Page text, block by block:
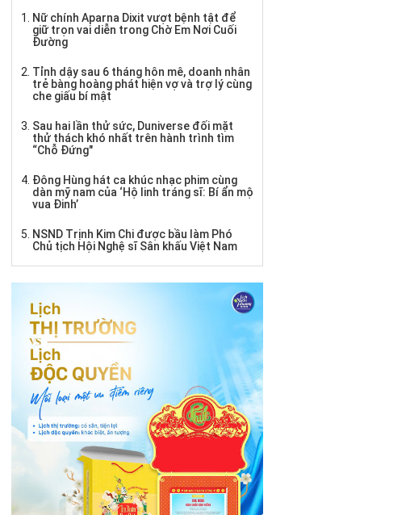
Nữ chính Aparna Dixit vượt bệnh tật để
giữ trọn vai diễn trong Chờ Em Nơi Cuối
Đường
Tỉnh dậy sau 6 tháng hôn mê, doanh nhân
trẻ bàng hoàng phát hiện vợ và trợ lý cùng
che giấu bí mật
Sau hai lần thử sức, Duniverse đối mặt
thử thách khó nhất trên hành trình tìm
“Chỗ Đứng"
Đông Hùng hát ca khúc nhạc phim cùng
dàn mỹ nam của ‘Hộ linh tráng sĩ: Bí ẩn mộ
vua Đinh’
NSND Trịnh Kim Chi được bầu làm Phó
Chủ tịch Hội Nghệ sĩ Sân khấu Việt Nam